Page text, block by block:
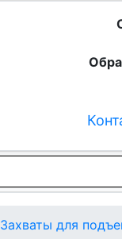
Захваты для